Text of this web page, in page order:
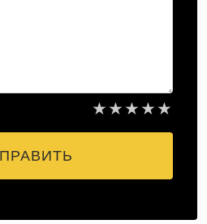
★
★
★
★
★